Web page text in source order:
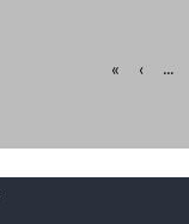
« ‹ …